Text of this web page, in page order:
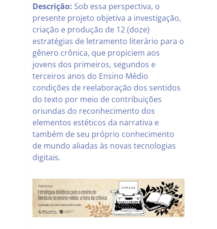
Descrição: Sob essa perspectiva, o
presente projeto objetiva a investigação,
criação e produção de 12 (doze)
estratégias de letramento literário para o
gênero crônica, que propiciem aos
jovens dos primeiros, segundos e
terceiros anos do Ensino Médio
condições de reelaboração dos sentidos
do texto por meio de contribuições
oriundas do reconhecimento dos
elementos estéticos da narrativa e
também de seu próprio conhecimento
de mundo aliadas às novas tecnologias
digitais.